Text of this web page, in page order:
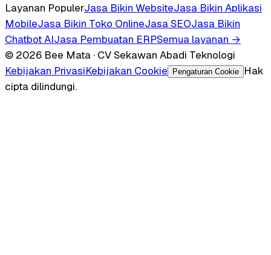
Layanan PopulerJasa Bikin WebsiteJasa Bikin Aplikasi
MobileJasa Bikin Toko OnlineJasa SEOJasa Bikin
Chatbot AIJasa Pembuatan ERPSemua layanan →
© 2026 Bee Mata · CV Sekawan Abadi Teknologi
Kebijakan PrivasiKebijakan Cookie Pengaturan Cookie
Hak
cipta dilindungi.